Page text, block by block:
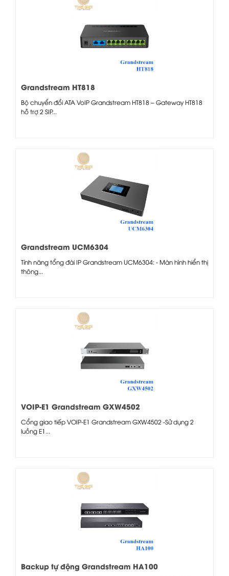
Grandstream HT818
Bộ chuyển đổi ATA VoIP Grandstream HT818 – Gateway HT818
hỗ trợ 2 SIP...
Grandstream UCM6304
Tính năng tổng đài IP Grandstream UCM6304: - Màn hình hiển thị
thông...
VOIP-E1 Grandstream GXW4502
Cổng giao tiếp VOIP-E1 Grandstream GXW4502 -Sử dụng 2
luồng E1...
Backup tự động Grandstream HA100